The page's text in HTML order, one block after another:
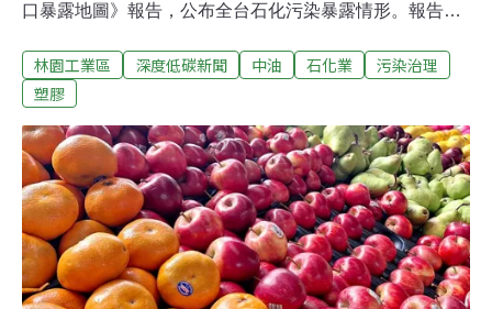
口暴露地圖》報告，公布全台石化污染暴露情形。報告指
台南更有85%居民距離石化設施不到5公里。石化污染風
險 桃園、台南是熱區綠色和平盤點全台共191處塑膠化學
定義，石化生產設施半徑5公里為高暴露風險區、10公里
內為擴大暴露風險區。報告顯示，全台共有約910萬名，
近四成人口住在石化污染高風險暴露區；擴大風險暴露區
的受影響人口更高達1572萬人，占全台七成。根據報告，
全台石化設施前三高的縣市分別為高雄（50處）、桃園
（31處）、台南（31處），其中桃園、台南的位於高暴露
風險區的人口比例占全市85%，為全台最高，是石化空污
林園工業區 深度低碳新聞 中油 石化業
污染治理
塑膠